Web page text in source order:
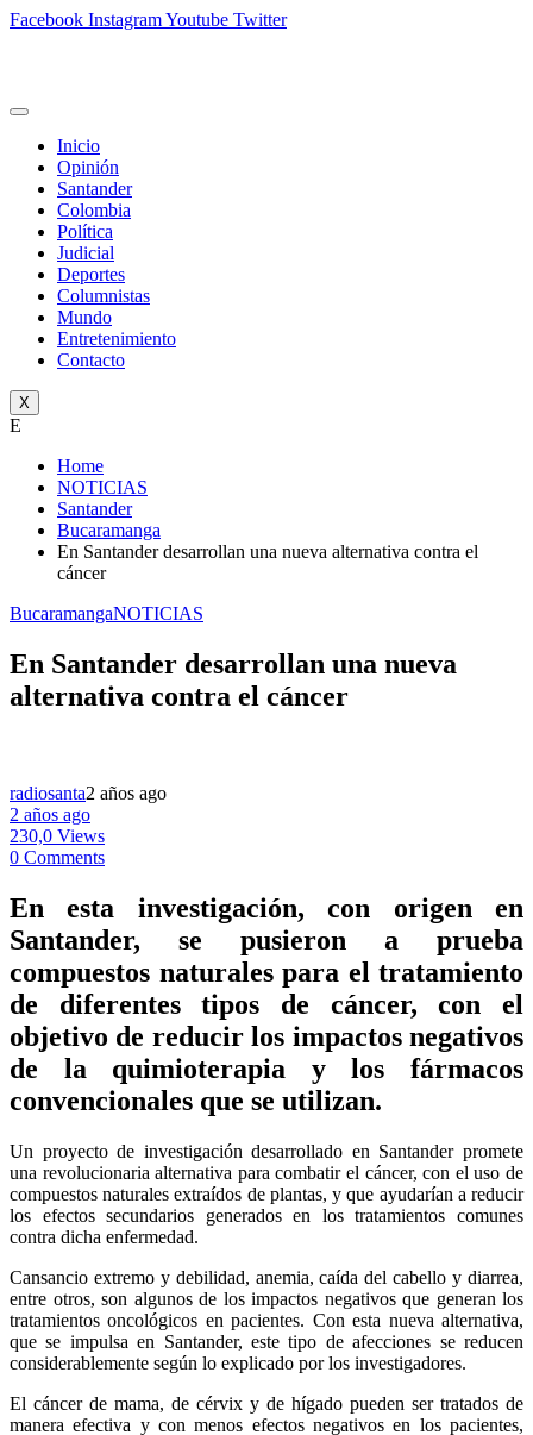
Facebook InstagramYoutube Twitter
Inicio
Opinión
Santander
Colombia
Política
Judicial
Deportes
Columnistas
Mundo
Entretenimiento
Contacto
X
E
Home
NOTICIAS
Santander
Bucaramanga
En Santander desarrollan una nueva alternativa contra el
cáncer
BucaramangaNOTICIAS
En Santander desarrollan una nueva
alternativa contra el cáncer
radiosanta2 años ago
2 años ago
230,0 Views
0 Comments
En esta investigación, con origen en
Santander, se pusieron a prueba
compuestos naturales para el tratamiento
de diferentes tipos de cáncer, con el
objetivo de reducir los impactos negativos
de la quimioterapia y los fármacos
convencionales que se utilizan.
Un proyecto de investigación desarrollado en Santander promete
una revolucionaria alternativa para combatir el cáncer, con el uso de
compuestos naturales extraídos de plantas, y que ayudarían a reducir
los efectos secundarios generados en los tratamientos comunes
contra dicha enfermedad.
Cansancio extremo y debilidad, anemia, caída del cabello y diarrea,
entre otros, son algunos de los impactos negativos que generan los
tratamientos oncológicos en pacientes. Con esta nueva alternativa,
que se impulsa en Santander, este tipo de afecciones se reducen
considerablemente según lo explicado por los investigadores.
El cáncer de mama, de cérvix y de hígado pueden ser tratados de
manera efectiva y con menos efectos negativos en los pacientes,